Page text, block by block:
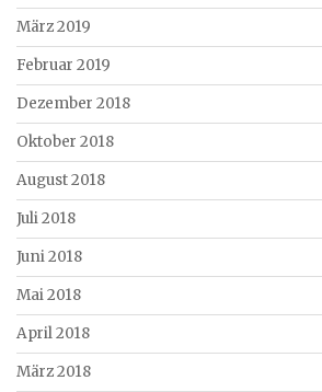
März 2019
Februar 2019
Dezember 2018
Oktober 2018
August 2018
Juli 2018
Juni 2018
Mai 2018
April 2018
März 2018